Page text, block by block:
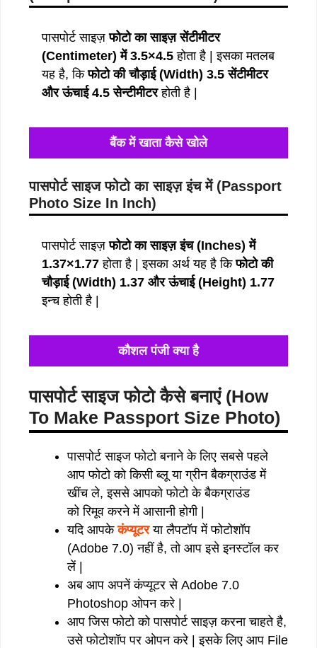
पासपोर्ट साइज़फोटो का साइज़ सेंटीमीटर
(Centimeter) में 3.5×4.5 होता है | इसका मतलब
यह है, किफोटो की चौड़ाई (Width) 3.5 सेंटीमीटर
और ऊंचाई 4.5 सेन्टीमीटरहोती है |
बैंक में खाता कैसे खोले
पासपोर्ट साइज फोटो का साइज़ इंच में (Passport
Photo Size In Inch)
पासपोर्ट साइज़फोटो का साइज़ इंच (Inches) में
1.37×1.77 होता है | इसका अर्थ यह है किफोटो की
चौड़ाई (Width) 1.37 और ऊंचाई (Height) 1.77
इन्च होती है |
कौशल पंजी क्या है
पासपोर्ट साइज फोटो कैसे बनाएं (How
To Make Passport Size Photo)
पासपोर्ट साइज फोटो बनाने के लिए सबसे पहले
आप फोटो को किसी ब्लू या ग्रीन बैकग्राउंड में
खींच ले, इससे आपको फोटो के बैकग्राउंड
को रिमूव करने में आसानी होगी |
यदि आपकेकंप्यूटरया लैपटॉप में फोटोशॉप
(Adobe 7.0) नहीं है, तो आप इसे इनस्टॉल कर
लें |
अब आप अपनें कंप्यूटर से Adobe 7.0
Photoshop ओपन करे |
आप जिस फोटो को पासपोर्ट साइज़ करना चाहते है,
उसे फोटोशॉप पर ओपन करे | इसके लिए आप File